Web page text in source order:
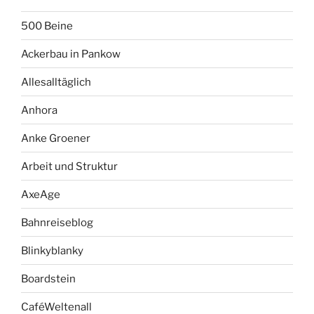
500 Beine
Ackerbau in Pankow
Allesalltäglich
Anhora
Anke Groener
Arbeit und Struktur
AxeAge
Bahnreiseblog
Blinkyblanky
Boardstein
CaféWeltenall